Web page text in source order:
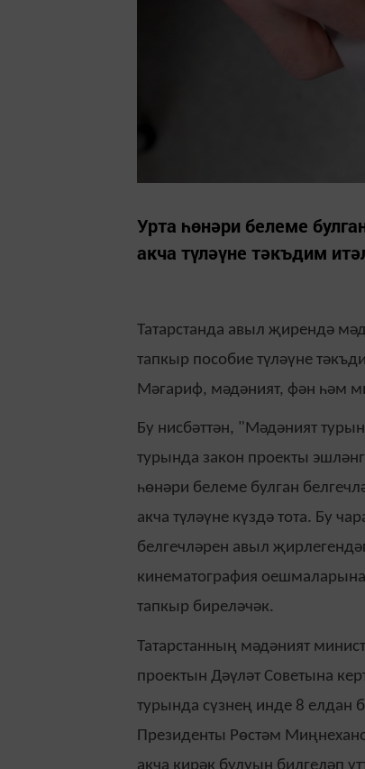
Урта һөнәри белеме
акча түләүне тәкъдим
Татарстанда авыл җирендә
тапкыр пособие түләүне
Мәгариф, мәдәният, фән һәм
Бу нисбәттән, "Мәдәният
турында закон проекты
һөнәри белеме булган
акча түләүне күздә тота. Бу
белгечләрен авыл
кинематография
тапкыр биреләчәк.
Татарстанның мәдәният
проектын Дәүләт Советына
турында сүзнең инде 8 елдан
Президенты Рөстәм